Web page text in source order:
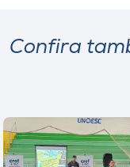
Confira